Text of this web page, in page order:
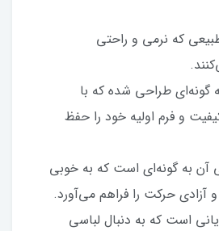
که نرمی و راحتی
گونه‌ای طراحی شده که با
و فرم اولیه خود را حفظ
آن به گونه‌ای است که به خوبی
آزادی حرکت را فراهم می‌آورد.
است که به دنبال لباسی